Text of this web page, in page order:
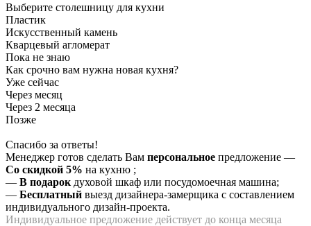
Выберите столешницу для кухни
Пластик
Искусственный камень
Кварцевый агломерат
Пока не знаю
Как срочно вам нужна новая кухня?
Уже сейчас
Через месяц
Через 2 месяца
Позже
Спасибо за ответы!
Менеджер готов сделать Вам персональное предложение —
Со скидкой 5% на кухню ;
— В подарок духовой шкаф или посудомоечная машина;
— Бесплатный выезд дизайнера-замерщика с составлением
индивидуального дизайн-проекта.
Индивидуальное предложение действует до конца месяца